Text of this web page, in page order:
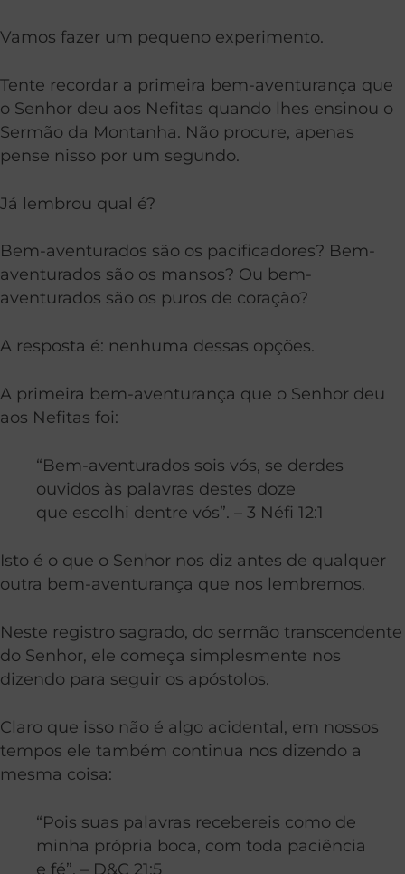
Vamos fazer um pequeno experimento.
Tente recordar a primeira bem-aventurança que
o Senhor deu aos Nefitas quando lhes ensinou o
Sermão da Montanha. Não procure, apenas
pense nisso por um segundo.
Já lembrou qual é?
Bem-aventurados são os pacificadores? Bem-
aventurados são os mansos? Ou bem-
aventurados são os puros de coração?
A resposta é: nenhuma dessas opções.
A primeira bem-aventurança que o Senhor deu
aos Nefitas foi:
“Bem-aventurados sois vós, se derdes
ouvidos às palavras destes doze
que escolhi dentre vós”. – 3 Néfi 12:1
Isto é o que o Senhor nos diz antes de qualquer
outra bem-aventurança que nos lembremos.
Neste registro sagrado, do sermão transcendente
do Senhor, ele começa simplesmente nos
dizendo para seguir os apóstolos.
Claro que isso não é algo acidental, em nossos
tempos ele também continua nos dizendo a
mesma coisa:
“Pois suas palavras recebereis como de
minha própria boca, com toda paciência
e fé”. – D&C 21:5